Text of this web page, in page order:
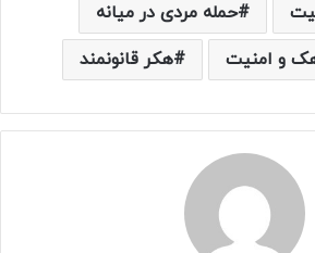
حمله مردی در میانه
و امنیت هکر قانونمند